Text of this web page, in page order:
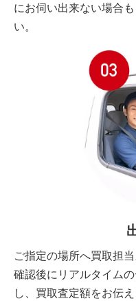
にお伺い出来ない場合
い。
ご指定の場所へ買取担
確認後にリアルタイム
し、買取査定額をお伝え